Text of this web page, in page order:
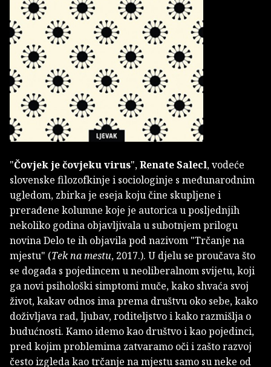
"Čovjek je čovjeku virus",Renate Salecl, vodeće
slovenske filozofkinje i sociologinje s međunarodnim
ugledom, zbirka je eseja koju čine skupljene i
prerađene kolumne koje je autorica u posljednjih
nekoliko godina objavljivala u subotnjem prilogu
novina Delo te ih objavila pod nazivom "Trčanje na
mjestu" (Tek na mestu, 2017.). U djelu se proučava što
se događa s pojedincem u neoliberalnom svijetu, koji
ga novi psihološki simptomi muče, kako shvaća svoj
život, kakav odnos ima prema društvu oko sebe, kako
doživljava rad, ljubav, roditeljstvo i kako razmišlja o
budućnosti. Kamo idemo kao društvo i kao pojedinci,
pred kojim problemima zatvaramo oči i zašto razvoj
često izgleda kao trčanje na mjestu samo su neke od